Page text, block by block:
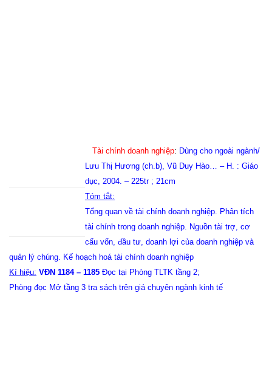
Tài chính doanh nghiệp: Dùng cho ngoài ngành/
Lưu Thị Hương (ch.b), Vũ Duy Hào… – H. : Giáo
dục, 2004. – 225tr ; 21cm
Tóm tắt:
Tổng quan về tài chính doanh nghiệp. Phân tích
tài chính trong doanh nghiệp. Nguồn tài trợ, cơ
cấu vốn, đầu tư, doanh lợi của doanh nghiệp và
quản lý chúng. Kế hoạch hoá tài chính doanh nghiệp
Kí hiệu: VĐN 1184 – 1185 Đọc tại Phòng TLTK tầng 2;
Phòng đọc Mở tầng 3 tra sách trên giá chuyên ngành kinh tế